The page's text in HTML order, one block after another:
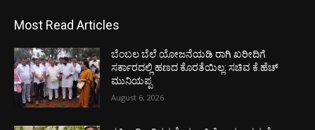
Most Read Articles
ಬೆಂಬಲ ಬೆಲೆ ಯೋಜನೆಯಡಿ ರಾಗಿ ಖರೀದಿಗೆ
ಸರ್ಕಾರದಲ್ಲಿ ಹಣದ ಕೊರತೆಯಿಲ್ಲ: ಸಚಿವ ಕೆ.ಹೆಚ್
ಮುನಿಯಪ್ಪ
August 6, 2026